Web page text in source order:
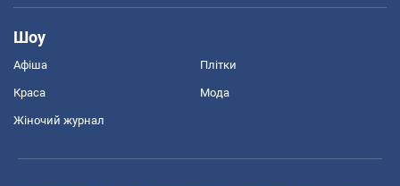
Шоу
Афіша Плітки
Краса Мода
Жіночий журнал